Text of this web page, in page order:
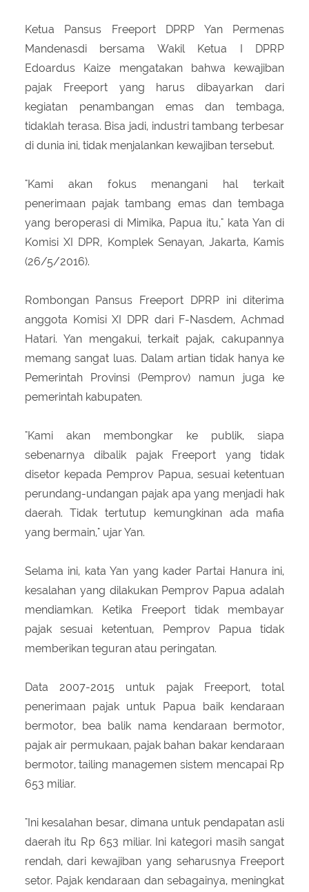
Ketua Pansus Freeport DPRP Yan Permenas
Mandenasdi bersama Wakil Ketua I DPRP
Edoardus Kaize mengatakan bahwa kewajiban
pajak Freeport yang harus dibayarkan dari
kegiatan penambangan emas dan tembaga,
tidaklah terasa. Bisa jadi, industri tambang terbesar
di dunia ini, tidak menjalankan kewajiban tersebut.
"Kami akan fokus menangani hal terkait
penerimaan pajak tambang emas dan tembaga
yang beroperasi di Mimika, Papua itu," kata Yan di
Komisi XI DPR, Komplek Senayan, Jakarta, Kamis
(26/5/2016).
Rombongan Pansus Freeport DPRP ini diterima
anggota Komisi XI DPR dari F-Nasdem, Achmad
Hatari. Yan mengakui, terkait pajak, cakupannya
memang sangat luas. Dalam artian tidak hanya ke
Pemerintah Provinsi (Pemprov) namun juga ke
pemerintah kabupaten.
"Kami akan membongkar ke publik, siapa
sebenarnya dibalik pajak Freeport yang tidak
disetor kepada Pemprov Papua, sesuai ketentuan
perundang-undangan pajak apa yang menjadi hak
daerah. Tidak tertutup kemungkinan ada mafia
yang bermain," ujar Yan.
Selama ini, kata Yan yang kader Partai Hanura ini,
kesalahan yang dilakukan Pemprov Papua adalah
mendiamkan. Ketika Freeport tidak membayar
pajak sesuai ketentuan, Pemprov Papua tidak
memberikan teguran atau peringatan.
Data 2007-2015 untuk pajak Freeport, total
penerimaan pajak untuk Papua baik kendaraan
bermotor, bea balik nama kendaraan bermotor,
pajak air permukaan, pajak bahan bakar kendaraan
bermotor, tailing managemen sistem mencapai Rp
653 miliar.
"Ini kesalahan besar, dimana untuk pendapatan asli
daerah itu Rp 653 miliar. Ini kategori masih sangat
rendah, dari kewajiban yang seharusnya Freeport
setor. Pajak kendaraan dan sebagainya, meningkat